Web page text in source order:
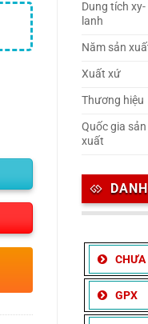
Dung tích xy-
lanh
Năm sản
Xuất xứ
Thương hiệu
Quốc gia sản
xuất
CHƯA
GPX